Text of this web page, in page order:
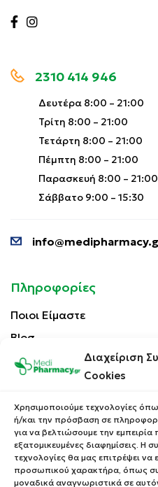
Διαχείριση
Cookies
Χρησιμοποιούμε τεχνολογίες
ή/και την πρόσβαση σε
για να βελτιώσουμε την
εξατομικευμένες διαφημίσεις. Η
τεχνολογίες θα μας επιτρέψει
προσωπικού χαρακτήρα, όπως
μοναδικά αναγνωριστικά σε
2310 414 946
Δευτέρα 8:00 – 21:00
Τρίτη 8:00 – 21:00
Τετάρτη 8:00 – 21:00
Πέμπτη 8:00 – 21:00
Παρασκευή 8:00 – 21:00
Σάββατο 9:00 – 15:30
Πληροφορίες
Ποιοι Είμαστε
Blog
Επικοινωνία
Πολιτική Απορρήτου
Τρόποι Αποστολής
Τρόποι Πληρωμής